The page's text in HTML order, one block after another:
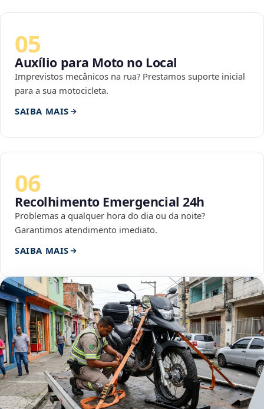
05
Auxílio para Moto no Local
Imprevistos mecânicos na rua? Prestamos suporte inicial
para a sua motocicleta.
SAIBA MAIS
06
Recolhimento Emergencial 24h
Problemas a qualquer hora do dia ou da noite?
Garantimos atendimento imediato.
SAIBA MAIS